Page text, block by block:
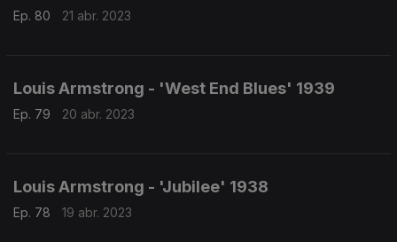
Ep. 80 21 abr. 2023
Louis Armstrong - 'West End Blues' 1939
Ep. 79 20 abr. 2023
Louis Armstrong - 'Jubilee' 1938
Ep. 78 19 abr. 2023